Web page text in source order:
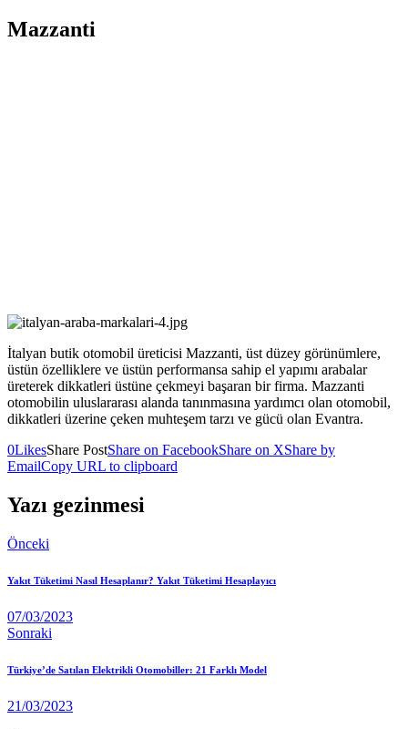
Mazzanti
İtalyan butik otomobil üreticisi Mazzanti, üst düzey görünümlere,
üstün özelliklere ve üstün performansa sahip el yapımı arabalar
üreterek dikkatleri üstüne çekmeyi başaran bir firma. Mazzanti
otomobilin uluslararası alanda tanınmasına yardımcı olan otomobil,
dikkatleri üzerine çeken muhteşem tarzı ve gücü olan Evantra.
0LikesShare PostShare on FacebookShare on XShare by
EmailCopy URL to clipboard
Yazı gezinmesi
Önceki
Yakıt Tüketimi Nasıl Hesaplanır? Yakıt Tüketimi Hesaplayıcı
07/03/2023
Sonraki
Türkiye’de Satılan Elektrikli Otomobiller: 21 Farklı Model
21/03/2023